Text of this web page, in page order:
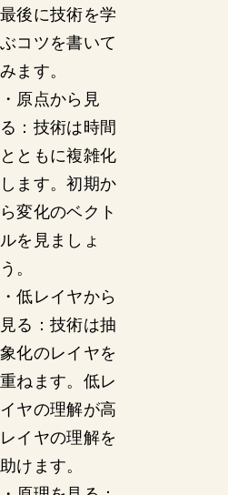
最後に技術を学
ぶコツを書いて
みます。
・原点から見
る：技術は時間
とともに複雑化
します。初期か
ら変化のベクト
ルを見ましょ
う。
・低レイヤから
見る：技術は抽
象化のレイヤを
重ねます。低レ
イヤの理解が高
レイヤの理解を
助けます。